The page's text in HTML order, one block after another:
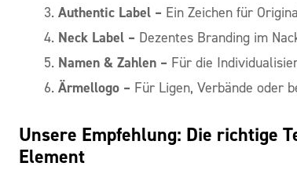
Authentic Label – Ein Zeichen für
Neck Label – Dezentes Branding im
Namen & Zahlen – Für die
Ärmellogo – Für Ligen, Verbände oder
Unsere Empfehlung: Die richtige
Element